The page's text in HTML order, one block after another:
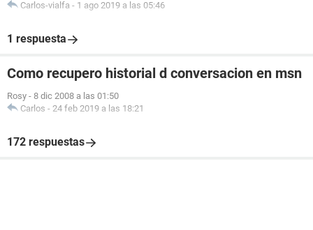
Carlos-vialfa - 1 ago 2019 a las 05:46
1 respuesta
Como recupero historial d conversacion en msn
Rosy - 8 dic 2008 a las 01:50
Carlos - 24 feb 2019 a las 18:21
172 respuestas